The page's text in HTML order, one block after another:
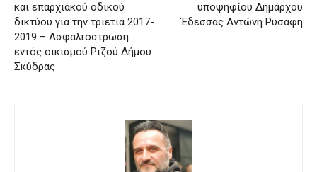
και επαρχιακού οδικού
δικτύου για την τριετία 2017-
2019 – Ασφαλτόστρωση
εντός οικισμού Ριζού Δήμου
Σκύδρας
υποψηφίου Δημάρχου
Έδεσσας Αντώνη Ρυσάφη